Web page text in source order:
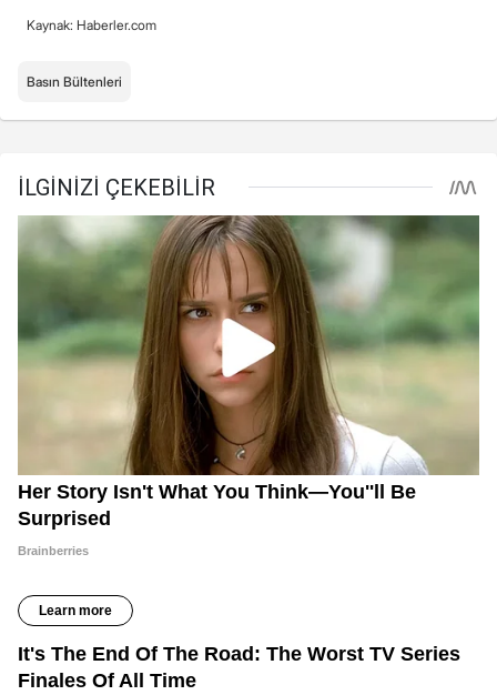
Kaynak: Haberler.com
Basın Bültenleri